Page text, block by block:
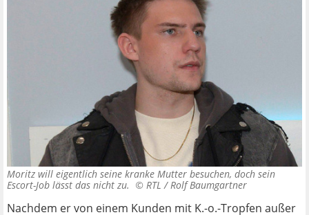
Moritz will eigentlich seine kranke Mutter besuchen, doch sein
Escort-Job lässt das nicht zu. © RTL / Rolf Baumgartner
Nachdem er von einem Kunden mit K.-o.-Tropfen außer